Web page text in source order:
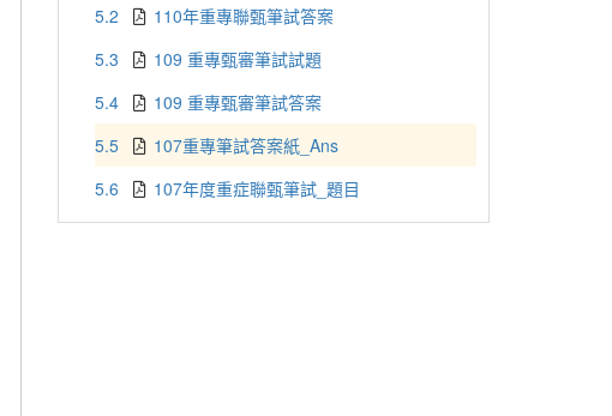
5.2
110年重專聯甄筆試答案
5.3
109 重專甄審筆試試題
5.4
109 重專甄審筆試答案
5.5
107重專筆試答案紙_Ans
5.6
107年度重症聯甄筆試_題目